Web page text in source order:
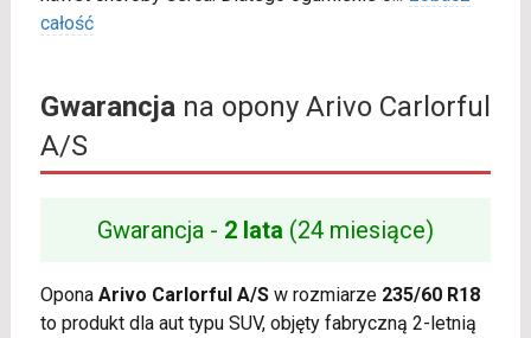
całość
Gwarancjana opony Arivo Carlorful
A/S
Gwarancja - 2 lata (24 miesiące)
Opona Arivo Carlorful A/Sw rozmiarze 235/60 R18
to produkt dla aut typu SUV, objęty fabryczną 2-letnią